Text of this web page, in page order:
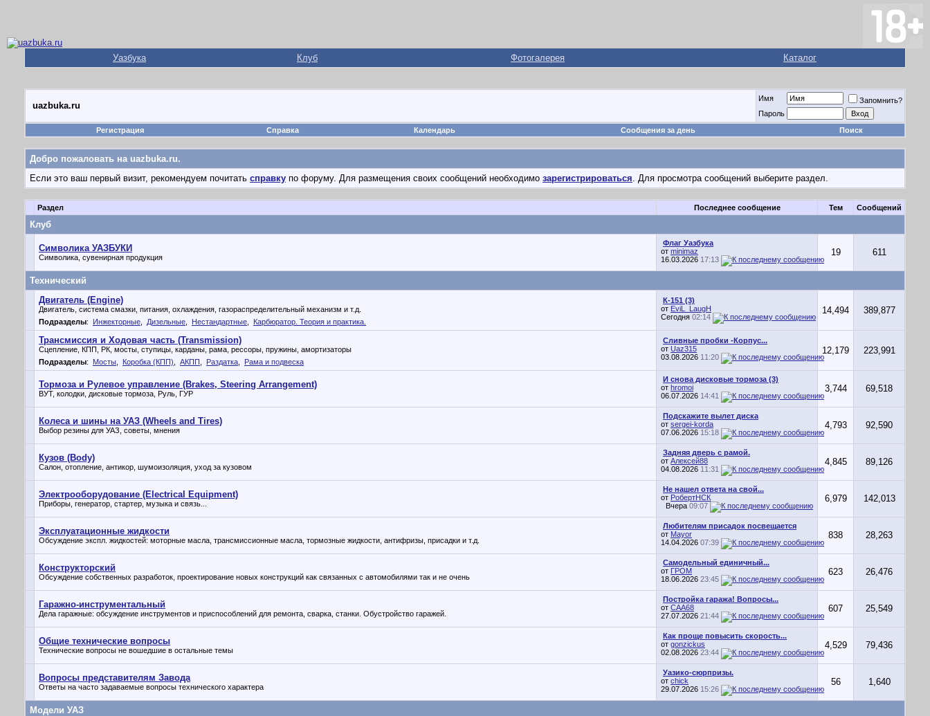
Уазбука Клуб Фотогалерея Каталог
uazbuka.ru
Имя
Запомнить?
Пароль
Регистрация
Справка Календарь Сообщения за день Поиск
Добро пожаловать на uazbuka.ru.
Если это ваш первый визит, рекомендуем почитать справку по форуму. Для размещения своих сообщений необходимо зарегистрироваться. Для просмотра сообщений выберите раздел.
Раздел Последнее сообщение Тем Сообщений
Клуб
Символика УАЗБУКИ
Символика, сувенирная продукция
Флаг Уазбука
от minimaz
16.03.2026 17:13
19 611
Технический
Двигатель (Engine)
Двигатель, система смазки, питания, охлаждения, газораспределительный механизм и т.д.
Подразделы: Инжекторные Дизельные Нестандартные Карбюратор. Теория и практика.
К-151 (3)
от EviL_LaugH
Сегодня 02:14
14,494 389,877
Трансмиссия и Ходовая часть (Transmission)
Сцепление, КПП, РК, мосты, ступицы, карданы, рама, рессоры, пружины, амортизаторы
Подразделы: Мосты Коробка (КПП) АКПП Раздатка Рама и подвеска
Сливные пробки -Корпус...
от Uaz315
03.08.2026 11:20
12,179 223,991
Тормоза и Рулевое управление (Brakes, Steering Arrangement)
ВУТ, колодки, дисковые тормоза, Руль, ГУР
И снова дисковые тормоза (3)
от hromoi
06.07.2026 14:41
3,744 69,518
Колеса и шины на УАЗ (Wheels and Tires)
Выбор резины для УАЗ, советы, мнения
Подскажите вылет диска
от sergei-korda
07.06.2026 15:18
4,793 92,590
Кузов (Body)
Салон, отопление, антикор, шумоизоляция, уход за кузовом
Задняя дверь с рамой.
от Алексей88
04.08.2026 11:31
4,845 89,126
Электрооборудование (Electrical Equipment)
Приборы, генератор, стартер, музыка и связь...
Не нашел ответа на свой...
от РобертНСК
Вчера 09:07
6,979 142,013
Эксплуатационные жидкости
Обсуждение экспл. жидкостей: моторные масла, трансмиссионные масла, тормозные жидкости, антифризы, присадки и т.д.
Любителям присадок посвещается
от Mayor
14.04.2026 07:39
838 28,263
Конструкторский
Обсуждение собственных разработок, проектирование новых конструкций как связанных с автомобилями так и не очень
Самодельный единичный...
от ГРОМ
18.06.2026 23:45
623 26,476
Гаражно-инструментальный
Дела гаражные: обсуждение инструментов и приспособлений для ремонта, сварка, станки. Обустройство гаражей.
Постройка гаража! Вопросы...
от CAA68
27.07.2026 21:44
607 25,549
Общие технические вопросы
Технические вопросы не вошедшие в остальные темы
Как проще повысить скорость...
от gonzickus
02.08.2026 23:44
4,529 79,436
Вопросы представителям Завода
Ответы на часто задаваемые вопросы технического характера
Уазико-сюрпризы.
от chick
29.07.2026 15:26
56 1,640
Модели УАЗ